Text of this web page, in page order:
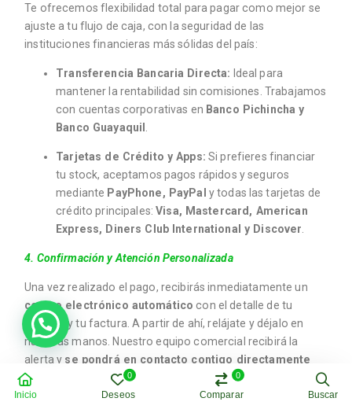
Te ofrecemos flexibilidad total para pagar como mejor se
ajuste a tu flujo de caja, con la seguridad de las
instituciones financieras más sólidas del país:
Transferencia Bancaria Directa: Ideal para
mantener la rentabilidad sin comisiones. Trabajamos
con cuentas corporativas en Banco Pichincha y
Banco Guayaquil
Tarjetas de Crédito y Apps: Si prefieres financiar
tu stock, aceptamos pagos rápidos y seguros
mediante PayPhone, PayPal y todas las tarjetas de
crédito principales:Visa, Mastercard, American
Express, Diners Club International y Discover
4. Confirmación y Atención Personalizada
Una vez realizado el pago, recibirás inmediatamente un
correo electrónico automático con el detalle de tu
compra y tu factura. A partir de ahí, relájate y déjalo en
nuestras manos. Nuestro equipo comercial recibirá la
alerta y se pondrá en contacto contigo directamente
(vía WhatsApp o llamada) para confirmar que los datos de
envío sean correctos y coordinar el despacho inmediato
Inicio
0
Deseos
0
Comparar Buscar